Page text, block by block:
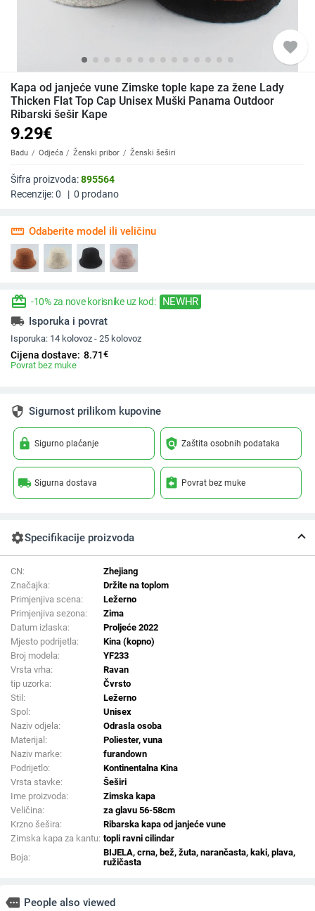
favorite
Kapa od janjeće vune Zimske tople kape za žene Lady
Thicken Flat Top Cap Unisex Muški Panama Outdoor
Ribarski šešir Kape
9.29€
Badu Odjeća Ženski pribor Ženski šeširi
Šifra proizvoda:895564
Recenzije:0 | 0 prodano
straighten Odaberite model ili veličinu
redeem -10% za nove korisnike uz kod: NEWHR
local_shipping Isporuka i povrat
Isporuka: 14 kolovoz - 25 kolovoz
Cijena dostave: 8.71€
Povrat bez muke
security Sigurnost prilikom kupovine
lock Sigurno plaćanje policy Zaštita osobnih podataka
local_shipping Sigurna dostava assignment_return Povrat bez muke
settingsSpecifikacije proizvoda
CN:
Zhejiang
Značajka:
Držite na toplom
Primjenjiva scena:
Ležerno
Primjenjiva sezona:
Zima
Datum izlaska:
Proljeće 2022
Mjesto podrijetla:
Kina (kopno)
Broj modela:
YF233
Vrsta vrha:
Ravan
tip uzorka:
Čvrsto
Stil:
Ležerno
Spol:
Unisex
Naziv odjela:
Odrasla osoba
Materijal:
Poliester, vuna
Naziv marke:
furandown
Podrijetlo:
Kontinentalna Kina
Vrsta stavke:
Šeširi
Ime proizvoda:
Zimska kapa
Veličina:
za glavu 56-58cm
Krzno šešira:
Ribarska kapa od janjeće vune
Zimska kapa za kantu: topli ravni cilindar
Boja:
BIJELA, crna, bež, žuta, narančasta, kaki, plava,
ružičasta
more People also viewed